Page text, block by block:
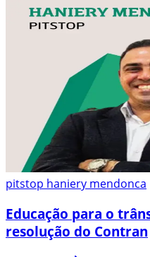
pitstop haniery mendonca
Educação para o
resolução do Contran